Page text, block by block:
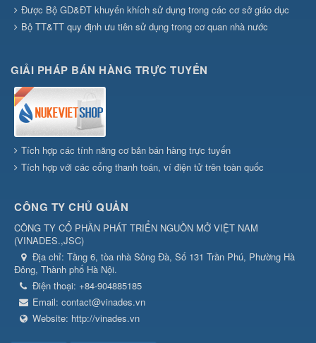
Được Bộ GD&ĐT khuyến khích sử dụng trong các cơ sở giáo dục
Bộ TT&TT quy định ưu tiên sử dụng trong cơ quan nhà nước
GIẢI PHÁP BÁN HÀNG TRỰC TUYẾN
Tích hợp các tính năng cơ bản bán hàng trực tuyến
Tích hợp với các cổng thanh toán, ví điện tử trên toàn quốc
CÔNG TY CHỦ QUẢN
CÔNG TY CỔ PHẦN PHÁT TRIỂN NGUỒN MỞ VIỆT NAM
(VINADES.,JSC)
Địa chỉ: Tầng 6, tòa nhà Sông Đà, Số 131 Trần Phú, Phường Hà
Đông, Thành phố Hà Nội.
Điện thoại: +84-904885185
Email: contact@vinades.vn
Website: http://vinades.vn